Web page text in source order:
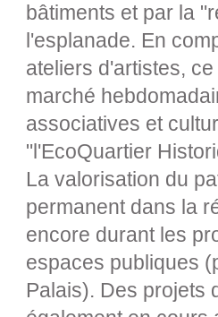
bâtiments et par la
l'esplanade. En
ateliers d'artistes,
marché
associatives et
"l'EcoQuartier
La valorisation du
permanent dans la
encore durant les
espaces publiques
Palais). Des projets